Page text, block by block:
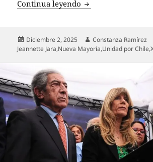
Continua leyendo Jeannette Jara
Publicado
el
Diciembre 2, 2025 Autor
Constanza Ramírez
Jeannette Jara,Nueva Mayoría,Unidad por Chile,